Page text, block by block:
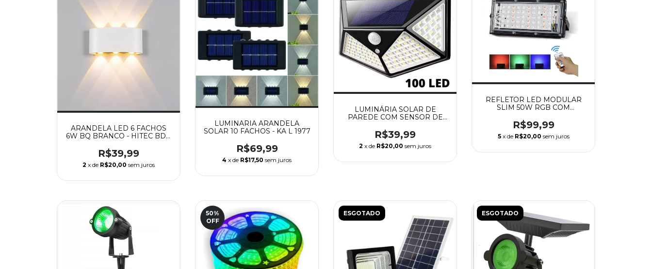
ARANDELA LED 6 FACHOS
6W BQ BRANCO - HITEC BD5-
R$39,99
2 x de R$20,00 sem juros
LUMINARIA ARANDELA
SOLAR 10 FACHOS - KA L 1977
R$69,99
4 x de R$17,50 sem juros
LUMINÁRIA SOLAR DE
PAREDE COM SENSOR DE
ACENDIMENTO AUTOMÁTICO
100 LEDS - AAA TOP / MGC
R$39,99
2 x de R$20,00 sem juros
REFLETOR LED MODULAR
SLIM 50W RGB COM
R$99,99
5 x de R$20,00 sem juros
50%
OFF
ESGOTADO ESGOTADO